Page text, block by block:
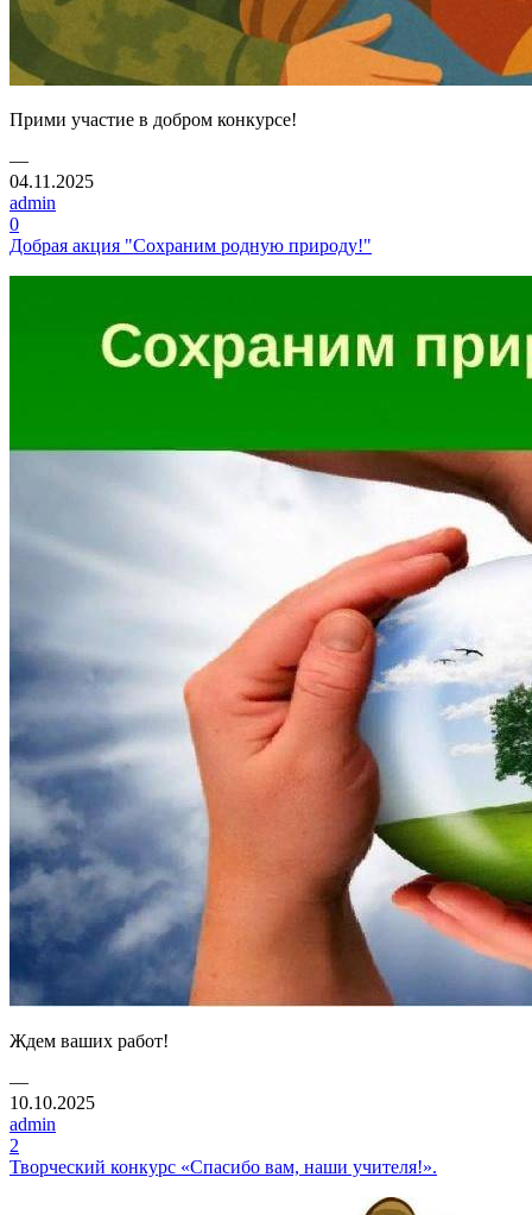
Прими участие в добром конкурсе!
—
04.11.2025
admin
0
Добрая акция "Сохраним родную природу!"
Ждем ваших работ!
—
10.10.2025
admin
2
Творческий конкурс «Спасибо вам, наши учителя!».